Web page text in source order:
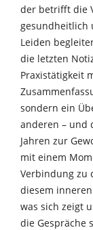
der betrifft die
gesundheitlich
Leiden
die letzten
Praxistätigkeit
sondern ein
anderen – und
Jahren zur
mit einem
Verbindung zu
diesem
was sich zeigt
die Gespräche